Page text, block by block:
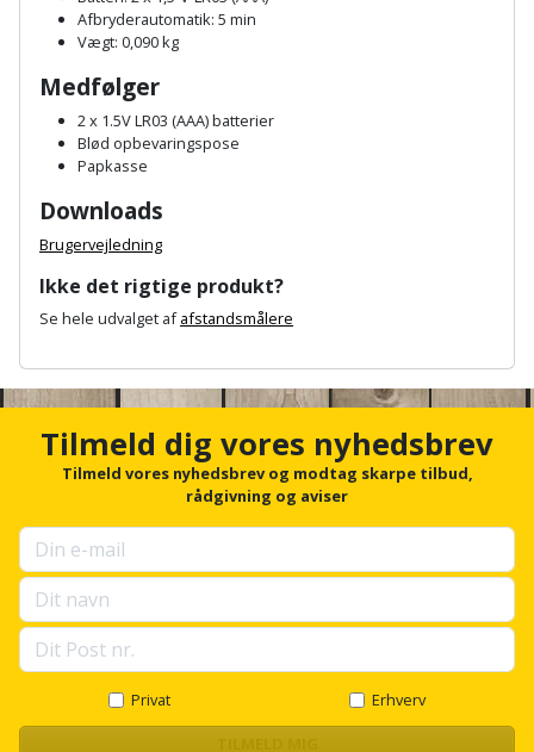
grus
Skruer,
møtrikker
Skunklem
Søm
Tag
og
tagplader
Terrasseopklodsning
Tråd
til
Murerværktøj
Nedstryger
Nøgleværktøj
Økse
Palleløfter
Polsøger
Profilsaks
og
snor
Renseservietter
og
wipes
Sækkelukker
Fugtmåler
Girafsliber
Girafsliber
tilbehør
Industristøvsuger
Kantfræser
Kantlimer
Kantlimertilbehør
Kap-
og
geringssav
Kerneboremaskine
Klammepistol
Haveredskaber
Haveslange
tilbehør
Havetilbehør
Hegn
Højbede
Højtaler
Hylder
og
fritid
Jul
Kaffe
Klæbesøm
Afbryderautomatik: 5 min
Vægt: 0,090 kg
Medfølger
2 x 1.5V LR03 (AAA) batterier
Blød opbevaringspose
Papkasse
Downloads
Brugervejledning
Ikke det rigtige produkt?
Se hele udvalget afafstandsmålere
c
r
u
p
s
e
l
l
c
Tilmeld dig vores nyhedsbrev
Tilmeld vores nyhedsbrev og modtag skarpe tilbud,
rådgivning og aviser
Privat Erhverv